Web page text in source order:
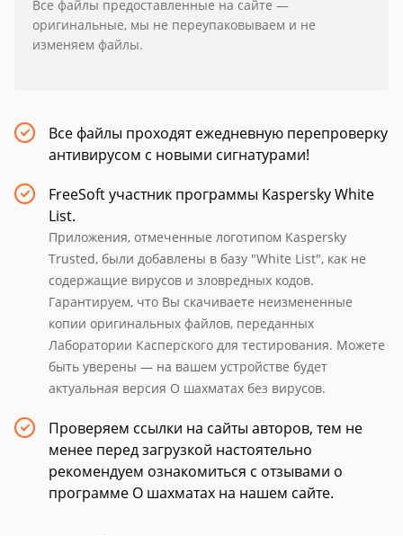
Все файлы предоставленные на сайте —
оригинальные, мы не переупаковываем и не
изменяем файлы.
Все файлы проходят ежедневную перепроверку
антивирусом с новыми сигнатурами!
FreeSoft участник программы Kaspersky White
List.
Приложения, отмеченные логотипом Kaspersky
Trusted, были добавлены в базу "White List", как не
содержащие вирусов и зловредных кодов.
Гарантируем, что Вы скачиваете неизмененные
копии оригинальных файлов, переданных
Лаборатории Касперского для тестирования. Можете
быть уверены — на вашем устройстве будет
актуальная версия О шахматах без вирусов.
Проверяем ссылки на сайты авторов, тем не
менее перед загрузкой настоятельно
рекомендуем ознакомиться с отзывами о
программе О шахматах на нашем сайте.